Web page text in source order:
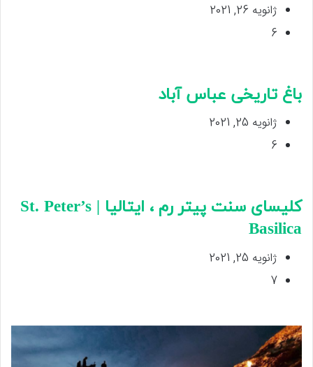
ژانویه 26, 2021
6
باغ تاریخی عباس آباد
ژانویه 25, 2021
6
کلیسای سنت پیتر رم ، ایتالیا | St. Peter’s
Basilica
ژانویه 25, 2021
7